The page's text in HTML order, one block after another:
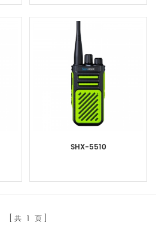
SHX-5510
共 1 页